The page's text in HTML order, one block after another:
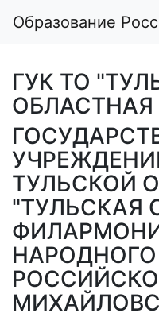
Образование
ГУК ТО
ТУЛЬСКОЙ
"ТУЛЬСКАЯ